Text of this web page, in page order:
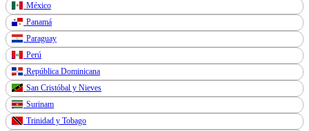
México
Panamá
Paraguay
Perú
República Dominicana
San Cristóbal y Nieves
Surinam
Trinidad y Tobago